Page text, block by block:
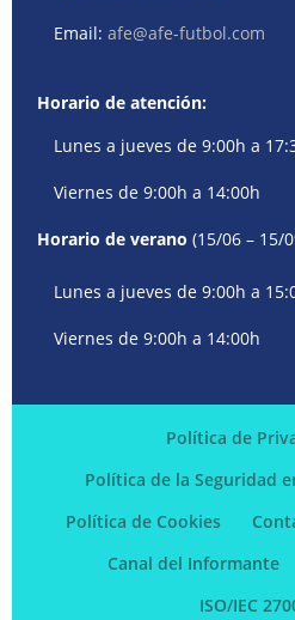
Email:afe@afe-futbol.com
Horario de atención:
Lunes a jueves de 9:00h a
Viernes de 9:00h a 14:00h
Horario de verano (15/06 – 15/
Lunes a jueves de 9:00h a
Viernes de 9:00h a 14:00h
Política de
Política de la Seguridad
Política de Cookies
Canal del Informante
ISO/IEC